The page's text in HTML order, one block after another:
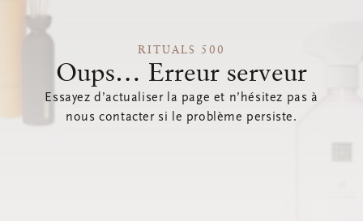
RITUALS 500
Oups… Erreur serveur
Essayez d’actualiser la page et n’hésitez pas à
nous contacter si le problème persiste.